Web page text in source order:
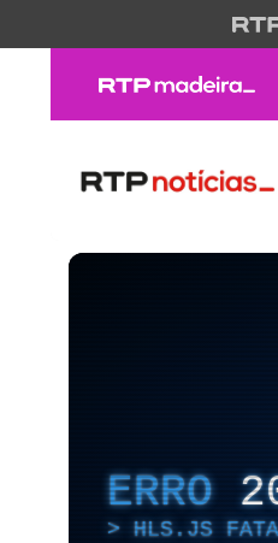
ERRO
HLS.JS